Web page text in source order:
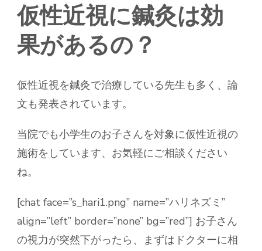
仮性近視に鍼灸は効
果があるの？
仮性近視を鍼灸で治療している先生も多く、論
文も発表されています。
当院でも小学生のお子さんを対象に仮性近視の
施術をしています、お気軽にご相談ください
ね。
[chat face=”s_hari1.png” name=”ハリネズミ”
align=”left” border=”none” bg=”red”] お子さん
の視力が突然下がったら、まずはドクターに相